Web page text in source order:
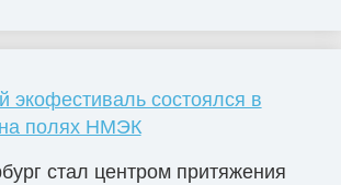
состоялся в
полях НМЭК
стал центром притяжения